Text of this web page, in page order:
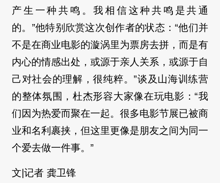
产生一种共鸣。我相信这种共鸣是共通
的。”他特别欣赏这次创作者的状态：“他们并
不是在商业电影的漩涡里为票房去拼，而是有
内心的情感出处，或源于亲人关系，或源于自
己对社会的理解，很纯粹。”谈及山海训练营
的整体氛围，杜杰形容大家像在玩电影：“我
们因为热爱而聚在一起。很多电影节展已被商
业和名利裹挟，但这里更像是朋友之间为同一
个爱去做一件事。”
文|记者 龚卫锋